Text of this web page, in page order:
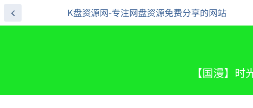
K盘资源网-专注网盘资源免费分享的网站
【国漫】